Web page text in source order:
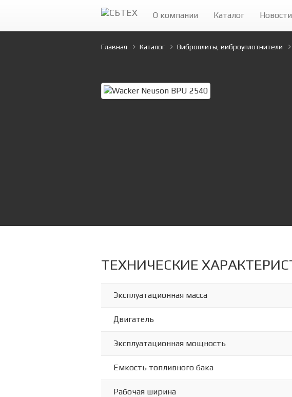
О компании Каталог Новости
Главная Каталог Виброплиты, виброуплотнители
ТЕХНИЧЕСКИЕ
Эксплуатационная масса
Двигатель
Эксплуатационная мощность
Емкость топливного бака
Рабочая ширина